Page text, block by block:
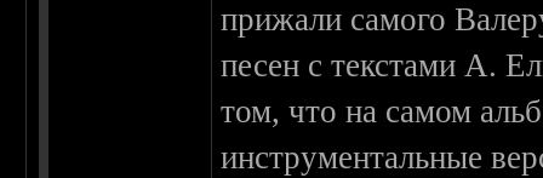
прижали самого
песен с текстами А.
том, что на самом
инструментальные